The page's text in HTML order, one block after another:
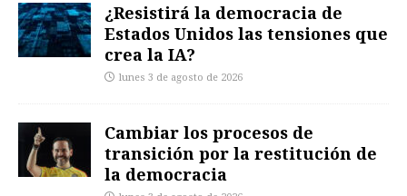
¿Resistirá la democracia de
Estados Unidos las tensiones que
crea la IA?
lunes 3 de agosto de 2026
Cambiar los procesos de
transición por la restitución de
la democracia